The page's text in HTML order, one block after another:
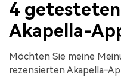
4
Akapella-
Möchten Sie meine
rezensierten Akapella-